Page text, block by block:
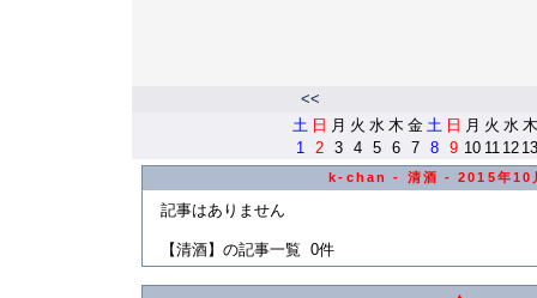
<<
土 日 月 火 水 木 金 土 日 月 火 水 木
1
2 3 4 5 6 7 8 9 10 11 12 13
k-chan - 清酒 - 2015年10
記事はありません
【清酒】の記事一覧 0件